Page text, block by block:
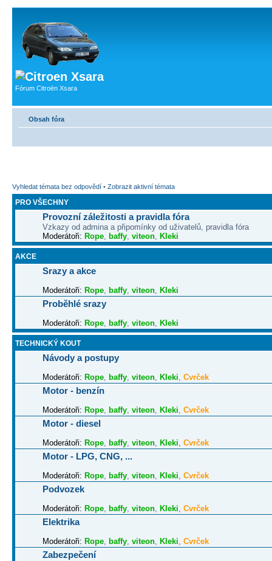
Fórum Citroën Xsara
Obsah fóra
Vyhledat témata bez odpovědí • Zobrazit aktivní témata
PRO VŠECHNY
Provozní záležitosti a pravidla fóra
Vzkazy od admina a připomínky od uživatelů, pravidla fóra
Moderátoři: Rope, baffy, viteon, Kleki
AKCE
Srazy a akce
Moderátoři: Rope, baffy, viteon, Kleki
Proběhlé srazy
Moderátoři: Rope, baffy, viteon, Kleki
TECHNICKÝ KOUT
Návody a postupy
Moderátoři: Rope, baffy, viteon, Kleki, Cvrček
Motor - benzín
Moderátoři: Rope, baffy, viteon, Kleki, Cvrček
Motor - diesel
Moderátoři: Rope, baffy, viteon, Kleki, Cvrček
Motor - LPG, CNG, ...
Moderátoři: Rope, baffy, viteon, Kleki, Cvrček
Podvozek
Moderátoři: Rope, baffy, viteon, Kleki, Cvrček
Elektrika
Moderátoři: Rope, baffy, viteon, Kleki, Cvrček
Zabezpečení